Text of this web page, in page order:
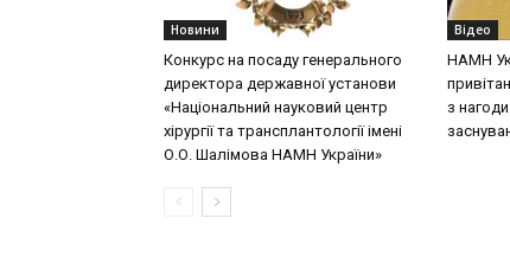
Новини
Конкурс на посаду генерального
директора державної установи
«Національний науковий центр
хірургії та трансплантології імені
О.О. Шалімова НАМН України»
Відео
НАМН
з нагоди